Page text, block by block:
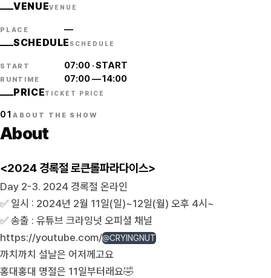
VENUEVENUE
PLACE —
SCHEDULE SCHEDULE
START 07:00·START
RUNTIME 07:00—14:00
PRICETICKET PRICE
01ABOUT THE SHOW
About
<2024 경록절 로큰롤파라다이스>
Day 2-3. 2024 경록절 온라인
✅ 일시 : 2024년 2월 11일(일)~12일(월) 오후 4시~
✅ 송출 : 유튜브 크라잉넛 오피셜 채널
https://youtube.com/@CRYINGNUT
까치까치 설날은 어저께고요
홍대홍대 명절은 11일부터래요🤣